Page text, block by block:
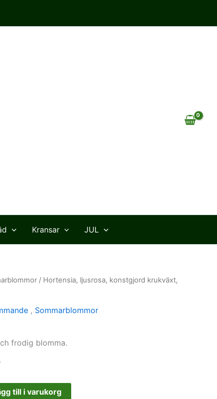
Kransar JUL
/ Hortensia, ljusrosa, konstgjord krukväxt,
, Sommarblommor
frodig blomma.
till i varukorg